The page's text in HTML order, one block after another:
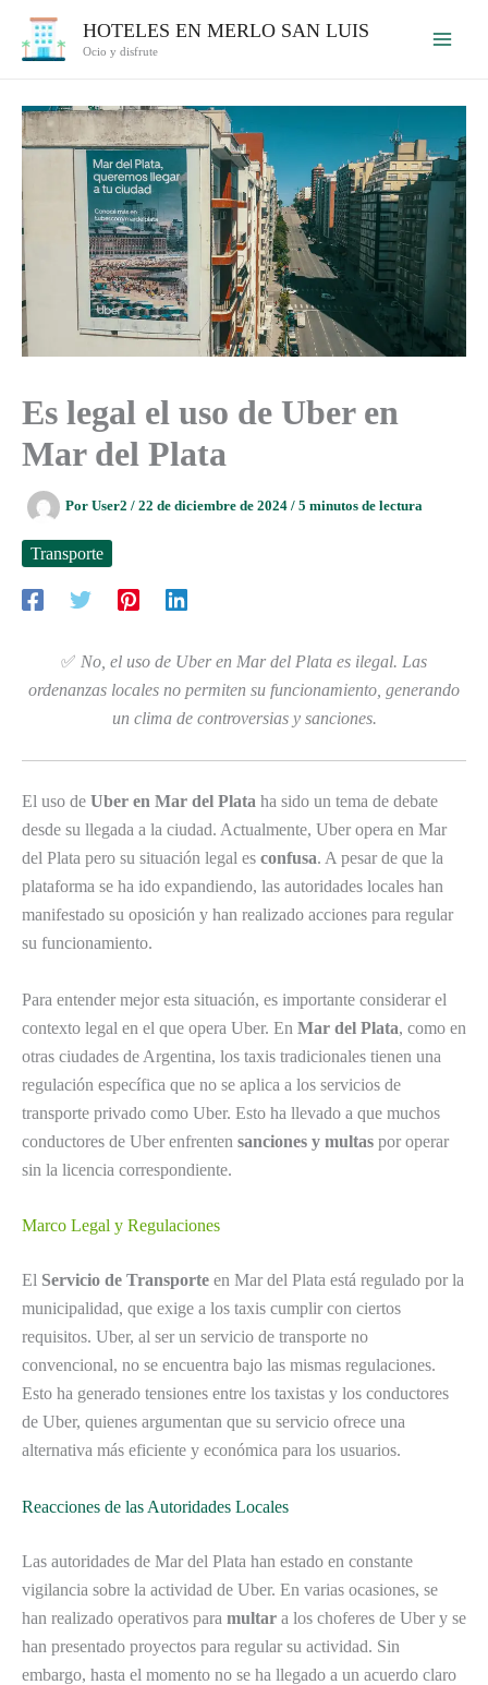
HOTELES EN MERLO SAN LUIS
Ocio y disfrute
Es legal el uso de Uber en
Mar del Plata
Por User2 / 22 de diciembre de 2024 / 5 minutos de lectura
Transporte
✅ No, el uso de Uber en Mar del Plata es ilegal. Las
ordenanzas locales no permiten su funcionamiento, generando
un clima de controversias y sanciones.
El uso de Uber en Mar del Plata ha sido un tema de debate
desde su llegada a la ciudad. Actualmente, Uber opera en Mar
del Plata pero su situación legal es confusa. A pesar de que la
plataforma se ha ido expandiendo, las autoridades locales han
manifestado su oposición y han realizado acciones para regular
su funcionamiento.
Para entender mejor esta situación, es importante considerar el
contexto legal en el que opera Uber. En Mar del Plata, como en
otras ciudades de Argentina, los taxis tradicionales tienen una
regulación específica que no se aplica a los servicios de
transporte privado como Uber. Esto ha llevado a que muchos
conductores de Uber enfrenten sanciones y multas por operar
sin la licencia correspondiente.
Marco Legal y Regulaciones
El Servicio de Transporte en Mar del Plata está regulado por la
municipalidad, que exige a los taxis cumplir con ciertos
requisitos. Uber, al ser un servicio de transporte no
convencional, no se encuentra bajo las mismas regulaciones.
Esto ha generado tensiones entre los taxistas y los conductores
de Uber, quienes argumentan que su servicio ofrece una
alternativa más eficiente y económica para los usuarios.
Reacciones de las Autoridades Locales
Las autoridades de Mar del Plata han estado en constante
vigilancia sobre la actividad de Uber. En varias ocasiones, se
han realizado operativos para multar a los choferes de Uber y se
han presentado proyectos para regular su actividad. Sin
embargo, hasta el momento no se ha llegado a un acuerdo claro